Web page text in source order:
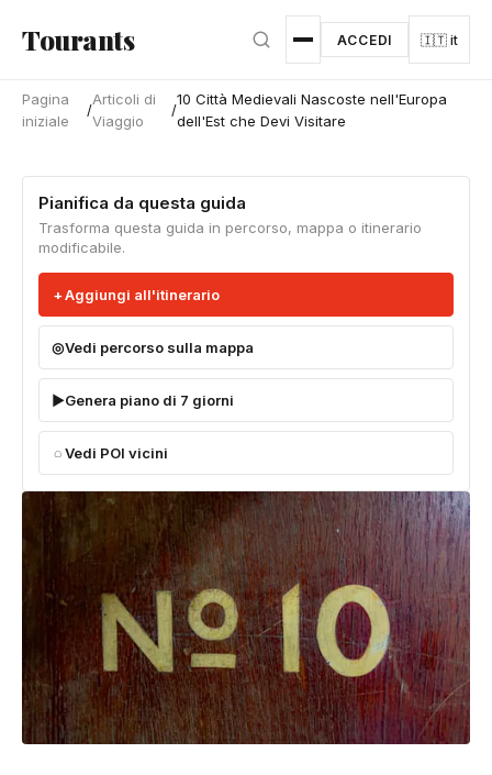
Tourants ACCEDI 🇮🇹 it
Pagina
iniziale
/
Articoli di
Viaggio
/
10 Città Medievali Nascoste nell'Europa
dell'Est che Devi Visitare
Pianifica da questa guida
Trasforma questa guida in percorso, mappa o itinerario
modificabile.
Aggiungi all'itinerario
Vedi percorso sulla mappa
Genera piano di 7 giorni
Vedi POI vicini